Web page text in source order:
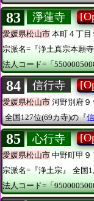
83 淨蓮寺
愛媛県松山市 本町４丁目
宗派名=『浄土真宗本願寺
法人コード=「
84 信行寺
愛媛県松山市 河野別府９
全国127位(69カ寺)の『
85 心行寺
愛媛県松山市 中野町甲９
宗派名=『浄土宗』
全国
法人コード=「